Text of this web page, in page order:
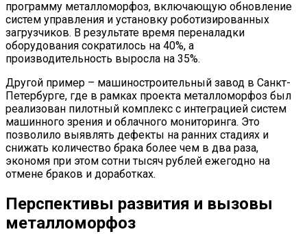
программу металломорфоз, включающую обновление
систем управления и установку роботизированных
загрузчиков. В результате время переналадки
оборудования сократилось на 40%, а
производительность выросла на 35%.
Другой пример – машиностроительный завод в Санкт-
Петербурге, где в рамках проекта металломорфоз был
реализован пилотный комплекс с интеграцией систем
машинного зрения и облачного мониторинга. Это
позволило выявлять дефекты на ранних стадиях и
снижать количество брака более чем в два раза,
экономя при этом сотни тысяч рублей ежегодно на
отмене браков и доработках.
Перспективы развития и вызовы
металломорфоз